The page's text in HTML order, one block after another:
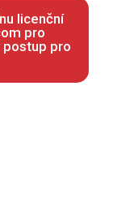
licenční
pro
postup pro